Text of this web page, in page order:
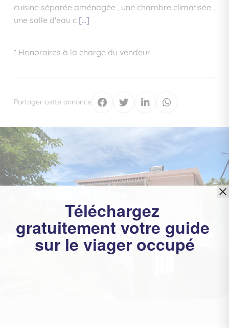
cuisine séparée aménagée , une chambre climatisée ,
une salle d'eau c [...]
* Honoraires à la charge du vendeur
Partager cette annonce